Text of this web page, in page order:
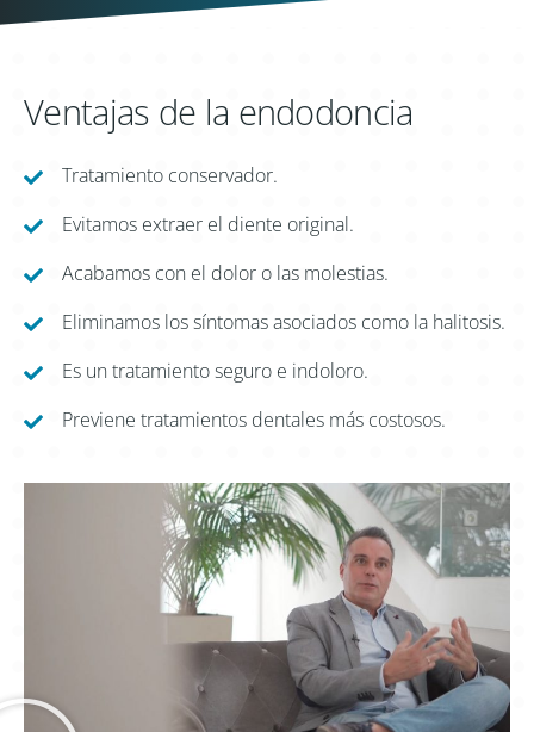
Ventajas de la endodoncia
Tratamiento conservador.
Evitamos extraer el diente original.
Acabamos con el dolor o las molestias.
Eliminamos los síntomas asociados como la halitosis.
Es un tratamiento seguro e indoloro.
Previene tratamientos dentales más costosos.